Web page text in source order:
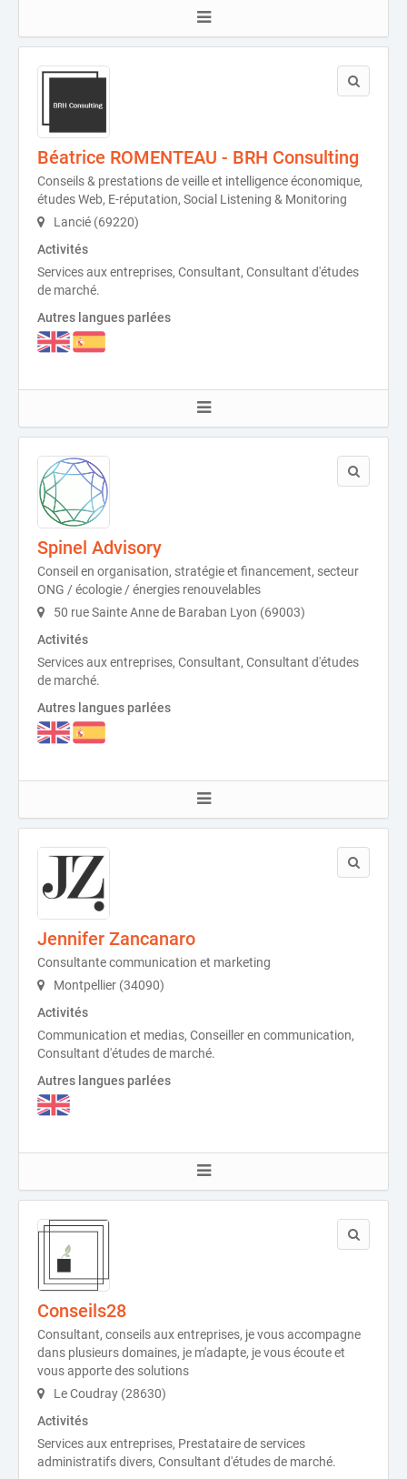
Béatrice ROMENTEAU - BRH Consulting
Conseils & prestations de veille et intelligence économique,
études Web, E-réputation, Social Listening & Monitoring
Lancié (69220)
Activités
Services aux entreprises, Consultant, Consultant d'études
de marché.
Autres langues parlées
Spinel Advisory
Conseil en organisation, stratégie et financement, secteur
ONG / écologie / énergies renouvelables
50 rue Sainte Anne de Baraban Lyon (69003)
Activités
Services aux entreprises, Consultant, Consultant d'études
de marché.
Autres langues parlées
Jennifer Zancanaro
Consultante communication et marketing
Montpellier (34090)
Activités
Communication et medias, Conseiller en communication,
Consultant d'études de marché.
Autres langues parlées
Conseils28
Consultant, conseils aux entreprises, je vous accompagne
dans plusieurs domaines, je m'adapte, je vous écoute et
vous apporte des solutions
Le Coudray (28630)
Activités
Services aux entreprises, Prestataire de services
administratifs divers, Consultant d'études de marché.